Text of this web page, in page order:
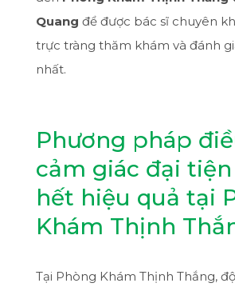
Quang để được bác sĩ chuyên
trực tràng thăm khám và đánh
nhất.
Phương pháp
cảm giác đại
hết hiệu quả tại
Khám Thịnh
Tại Phòng Khám Thịnh Thắng,